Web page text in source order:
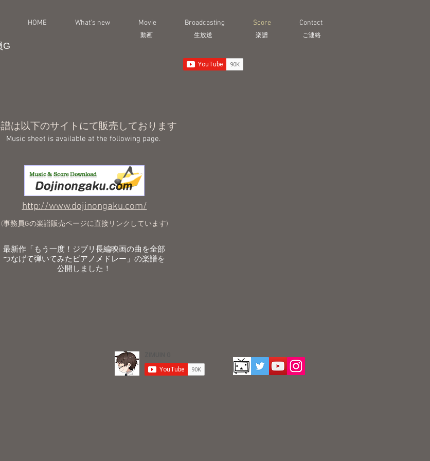
G
HOME What's new Movie Broadcasting Score Contact
動画 生放送 ​楽譜 ご連絡
は以下のサイトにて販売しております
Music sheet is available at the following page.
http://www.dojinongaku.com/
(​事務員Gの楽譜販売ページに直接リンクしています)
最新作「もう一度！ジブリ長編映画の曲を全部
つなげて弾いてみたピアノメドレー」の楽譜を
公開しました！